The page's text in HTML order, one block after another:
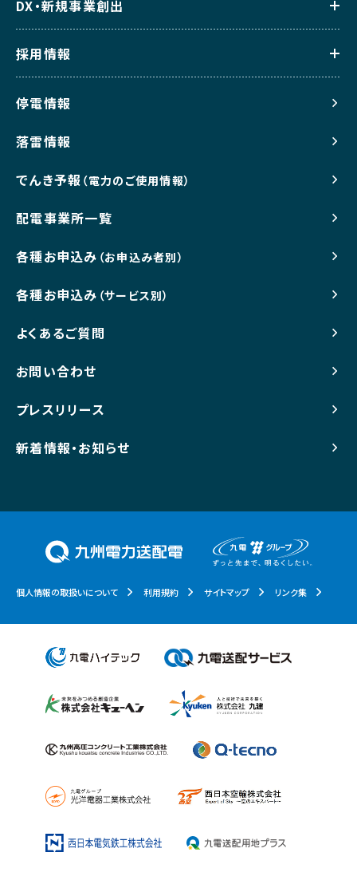
DX・新規事業創出
採用情報
停電情報
落雷情報
でんき予報 （電力のご使用情報）
配電事業所一覧
各種お申込み （お申込み者別）
各種お申込み （サービス別）
よくあるご質問
お問い合わせ
プレスリリース
新着情報・お知らせ
個人情報の取扱いについて 利用規約 サイトマップ リンク集